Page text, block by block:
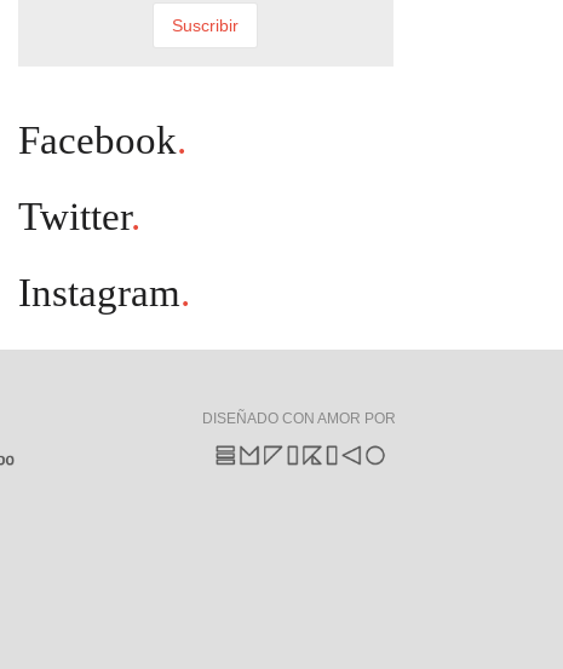
Facebook.
Twitter.
Instagram.
DISEÑADO CON AMOR POR